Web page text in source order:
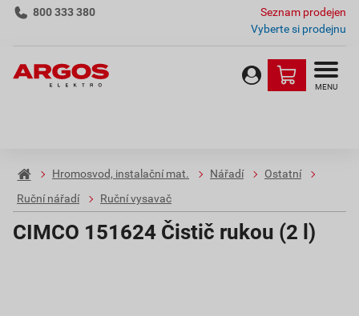
800 333 380
Seznam prodejen
Vyberte si prodejnu
MENU
Hromosvod, instalační mat. Nářadí
Ostatní
Ruční nářadí
Ruční vysavač
CIMCO 151624 Čistič rukou (2 l)